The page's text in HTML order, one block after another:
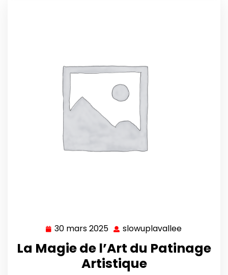
30 mars 2025 30
mars
2025
slowuplavallee
La Magie de l’Art du Patinage
Artistique